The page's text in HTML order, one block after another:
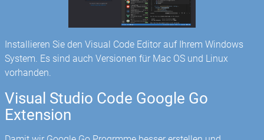
Installieren Sie den Visual Code Editor auf Ihrem Windows
System. Es sind auch Versionen für Mac OS und Linux
vorhanden.
Visual Studio Code Google Go
Extension